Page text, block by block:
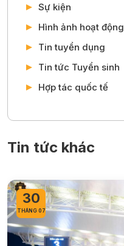
Sự kiện
Hình ảnh hoạt động
Tin tuyển dụng
Tin tức Tuyển sinh
Hợp tác quốc tế
Tin tức khác
30
THÁNG 07